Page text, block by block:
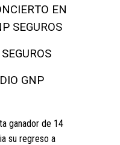
EN
SEGUROS
GNP
ganador de 14
su regreso a